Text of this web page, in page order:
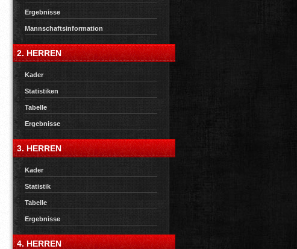
Ergebnisse
Mannschaftsinformation
2. HERREN
Kader
Statistiken
Tabelle
Ergebnisse
3. HERREN
Kader
Statistik
Tabelle
Ergebnisse
4. HERREN